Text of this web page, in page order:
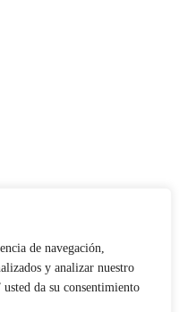
de navegación,
y analizar nuestro
da su consentimiento